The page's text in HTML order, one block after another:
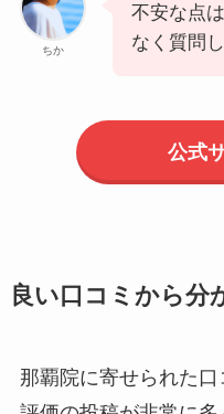
ちか
不安な点
なく質問
公式
良い口コミから分
那覇院に寄せられた